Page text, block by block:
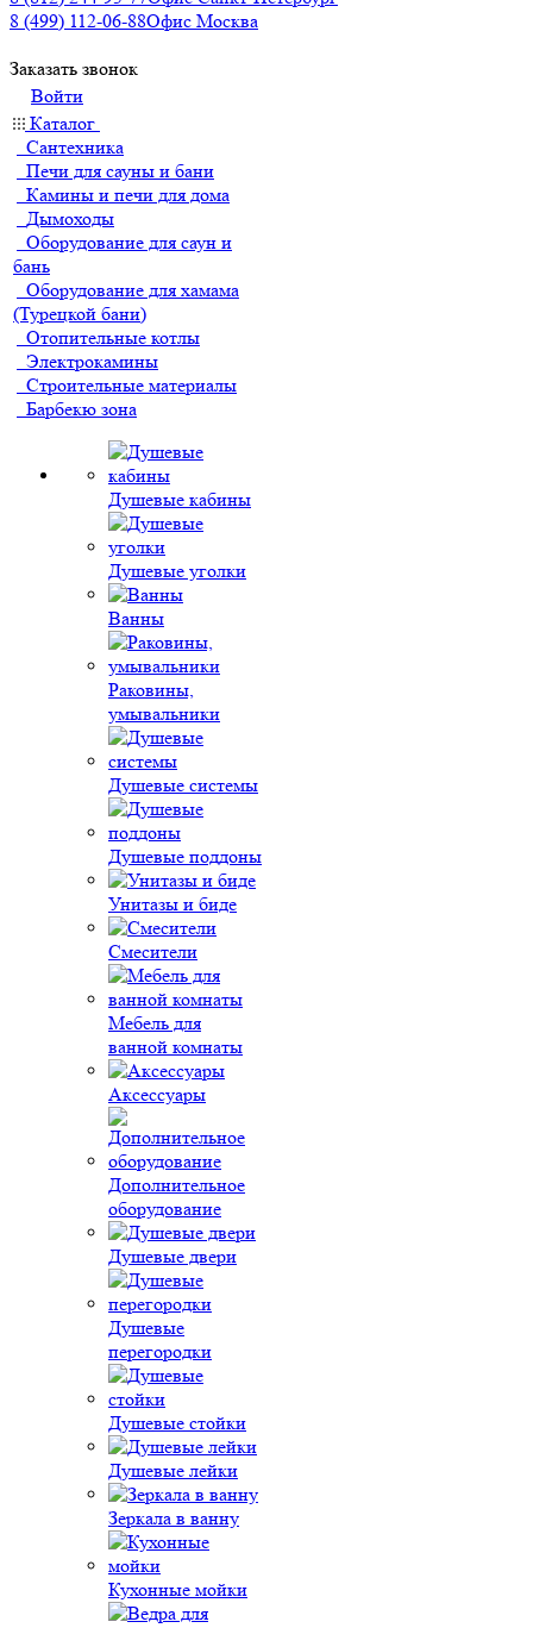
8 (499) 112-06-88Офис Москва
Заказать звонок
Войти
Каталог
Сантехника
Печи для сауны и бани
Камины и печи для дома
Дымоходы
Оборудование для саун и
бань
Оборудование для хамама
(Турецкой бани)
Отопительные котлы
Электрокамины
Строительные материалы
Барбекю зона
Душевые кабины
Душевые уголки
Ванны
Раковины,
умывальники
Душевые системы
Душевые поддоны
Унитазы и биде
Смесители
Мебель для
ванной комнаты
Аксессуары
Дополнительное
оборудование
Душевые двери
Душевые
перегородки
Душевые стойки
Душевые лейки
Зеркала в ванну
Кухонные мойки